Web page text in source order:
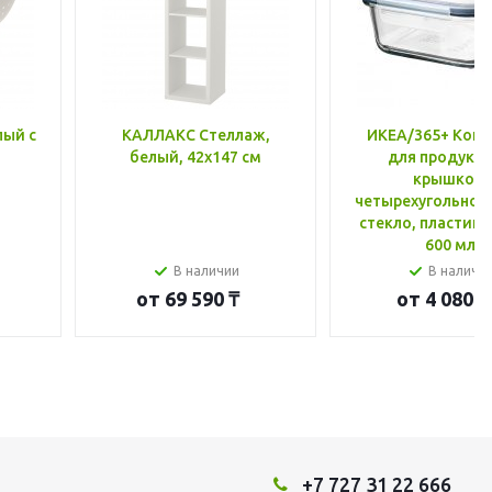
с
КАЛЛАКС Стеллаж,
белый, 42x147 см
В наличии
от 69 590 ₸
ИКЕА/365+
для
крышкой,
стекло, пластик
600 мл
В
от 4 080 ₸
+7 727 31 22 666